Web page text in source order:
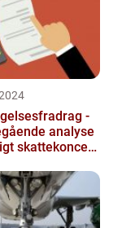
-
analyse
skattekoncept